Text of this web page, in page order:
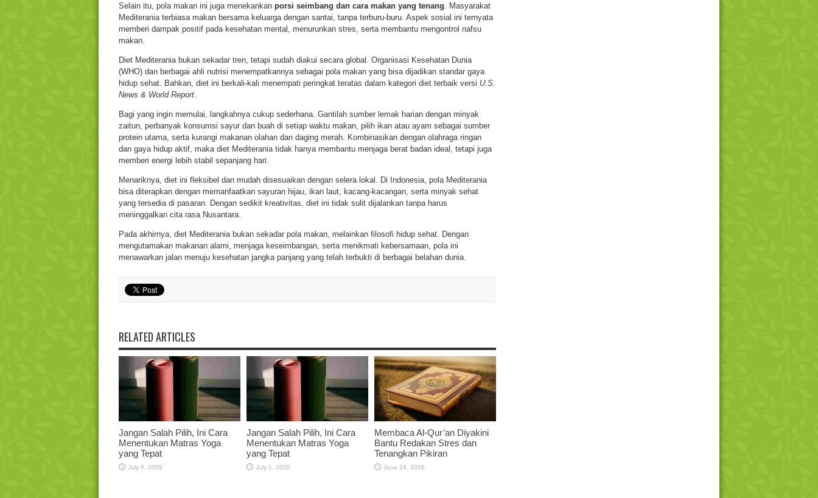
Selain itu, pola makan ini juga menekankan porsi seimbang dan cara makan yang tenang. Masyarakat
Mediterania terbiasa makan bersama keluarga dengan santai, tanpa terburu-buru. Aspek sosial ini ternyata
memberi dampak positif pada kesehatan mental, menurunkan stres, serta membantu mengontrol nafsu
makan.
Diet Mediterania bukan sekadar tren, tetapi sudah diakui secara global. Organisasi Kesehatan Dunia
(WHO) dan berbagai ahli nutrisi menempatkannya sebagai pola makan yang bisa dijadikan standar gaya
hidup sehat. Bahkan, diet ini berkali-kali menempati peringkat teratas dalam kategori diet terbaik versi U.S.
News & World Report.
Bagi yang ingin memulai, langkahnya cukup sederhana. Gantilah sumber lemak harian dengan minyak
zaitun, perbanyak konsumsi sayur dan buah di setiap waktu makan, pilih ikan atau ayam sebagai sumber
protein utama, serta kurangi makanan olahan dan daging merah. Kombinasikan dengan olahraga ringan
dan gaya hidup aktif, maka diet Mediterania tidak hanya membantu menjaga berat badan ideal, tetapi juga
memberi energi lebih stabil sepanjang hari.
Menariknya, diet ini fleksibel dan mudah disesuaikan dengan selera lokal. Di Indonesia, pola Mediterania
bisa diterapkan dengan memanfaatkan sayuran hijau, ikan laut, kacang-kacangan, serta minyak sehat
yang tersedia di pasaran. Dengan sedikit kreativitas, diet ini tidak sulit dijalankan tanpa harus
meninggalkan cita rasa Nusantara.
Pada akhirnya, diet Mediterania bukan sekadar pola makan, melainkan filosofi hidup sehat. Dengan
mengutamakan makanan alami, menjaga keseimbangan, serta menikmati kebersamaan, pola ini
menawarkan jalan menuju kesehatan jangka panjang yang telah terbukti di berbagai belahan dunia.
RELATED ARTICLES
Jangan Salah Pilih, Ini Cara
Menentukan Matras Yoga
yang Tepat
July 5, 2026
Jangan Salah Pilih, Ini Cara
Menentukan Matras Yoga
yang Tepat
July 1, 2026
Membaca Al-Qur’an Diyakini
Bantu Redakan Stres dan
Tenangkan Pikiran
June 24, 2026